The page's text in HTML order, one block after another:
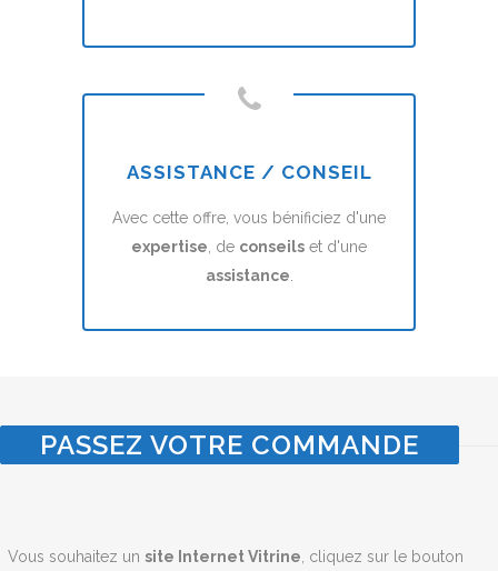
ASSISTANCE / CONSEIL
Avec cette offre, vous bénificiez d'une
expertise, de conseils et d'une
assistance.
PASSEZ VOTRE COMMANDE
Vous souhaitez un site Internet Vitrine, cliquez sur le bouton